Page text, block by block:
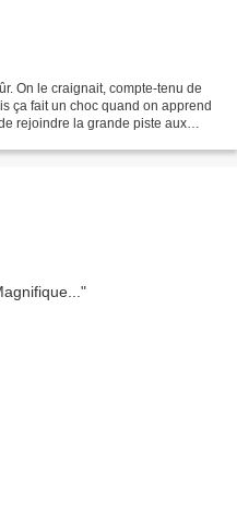
On le craignait, compte-tenu de
ça fait un choc quand on apprend
rejoindre la grande piste aux